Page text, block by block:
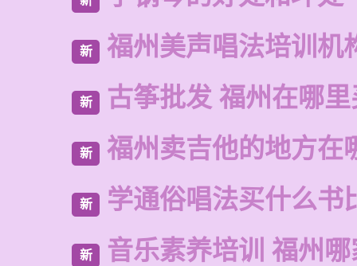
新 福州美声唱法培训机
新 古筝批发 福州在哪
新 福州卖吉他的地方在
新 学通俗唱法买什么书
新 音乐素养培训 福州